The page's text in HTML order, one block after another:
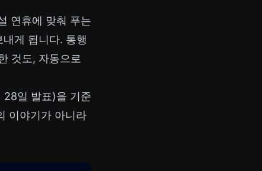
연휴에 맞춰 푸는
게 됩니다. 통행
것도, 자동으로
28일 발표)을 기준
이야기가 아니라